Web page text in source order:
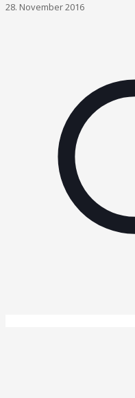
28. November 2016